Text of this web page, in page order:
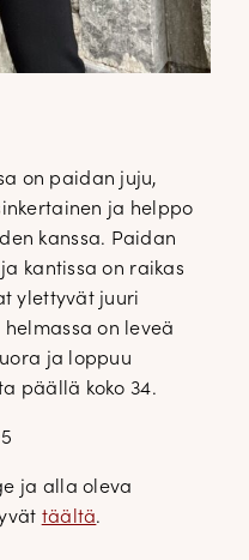
on paidan juju,
ja helppo
kanssa. Paidan
kantissa on raikas
ylettyvät juuri
on leveä
ja loppuu
päällä koko 34.
ja alla oleva
täältä.